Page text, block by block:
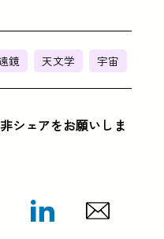
鏡 天文学 宇宙
シェアをお願いしま